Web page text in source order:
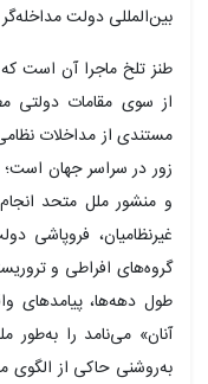
بین‌المللی دولت مداخله‌گر
طنز تلخ ماجرا آن است که
از سوی مقامات دولتی
مستندی از مداخلات نظامی،
زور در سراسر جهان است؛
و منشور ملل متحد انجام
غیرنظامیان، فروپاشی
گروه‌های افراطی و
طول دهه‌ها، پیامدهای
آنان» می‌نامد را به‌طور
به‌روشنی حاکی از الگوی